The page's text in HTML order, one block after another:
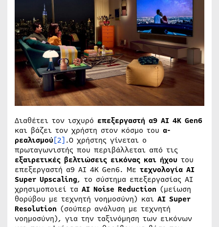
Διαθέτει τον ισχυρό επεξεργαστή α9 ΑΙ 4K Gen6
και βάζει τον χρήστη στον κόσμο του α-
ρεαλισμού[2].Ο χρήστης γίνεται ο
πρωταγωνιστής που περιβάλλεται από τις
εξαιρετικές βελτιώσεις εικόνας και ήχου του
επεξεργαστή α9 AI 4K Gen6. Με τεχνολογία AI
Super Upscaling, το σύστημα επεξεργασίας AI
χρησιμοποιεί τα AI Noise Reduction (μείωση
θορύβου με τεχνητή νοημοσύνη) και AI Super
Resolution (σούπερ ανάλυση με τεχνητή
νοημοσύνη), για την ταξινόμηση των εικόνων